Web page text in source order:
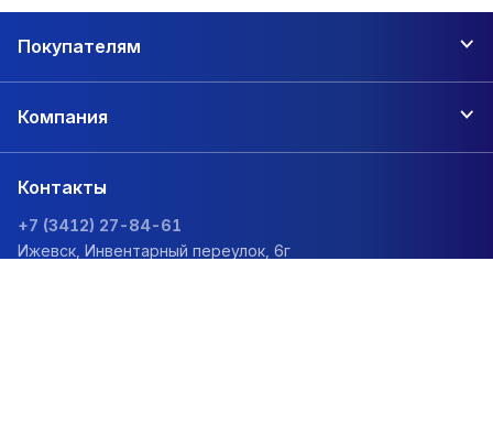
Покупателям
Компания
Контакты
+7 (3412) 27-84-61
Ижевск, Инвентарный переулок, 6г